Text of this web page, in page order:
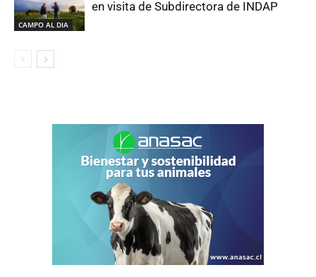
CAMPO AL DIA
en visita de Subdirectora de INDAP